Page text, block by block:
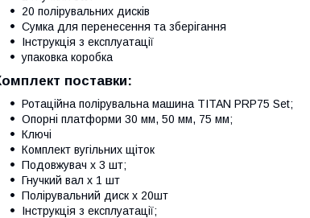
20 полірувальних дисків
Сумка для перенесення та зберігання
Інструкція з експлуатації
упаковка коробка
поставки:
Ротаційна полірувальна машина TITAN PRP75 Set;
Опорні платформи 30 мм, 50 мм, 75 мм;
Ключі
Комплект вугільних щіток
Подовжувач х 3 шт;
Гнучкий вал х 1 шт
Полірувальний диск х 20шт
Інструкція з експлуатації;